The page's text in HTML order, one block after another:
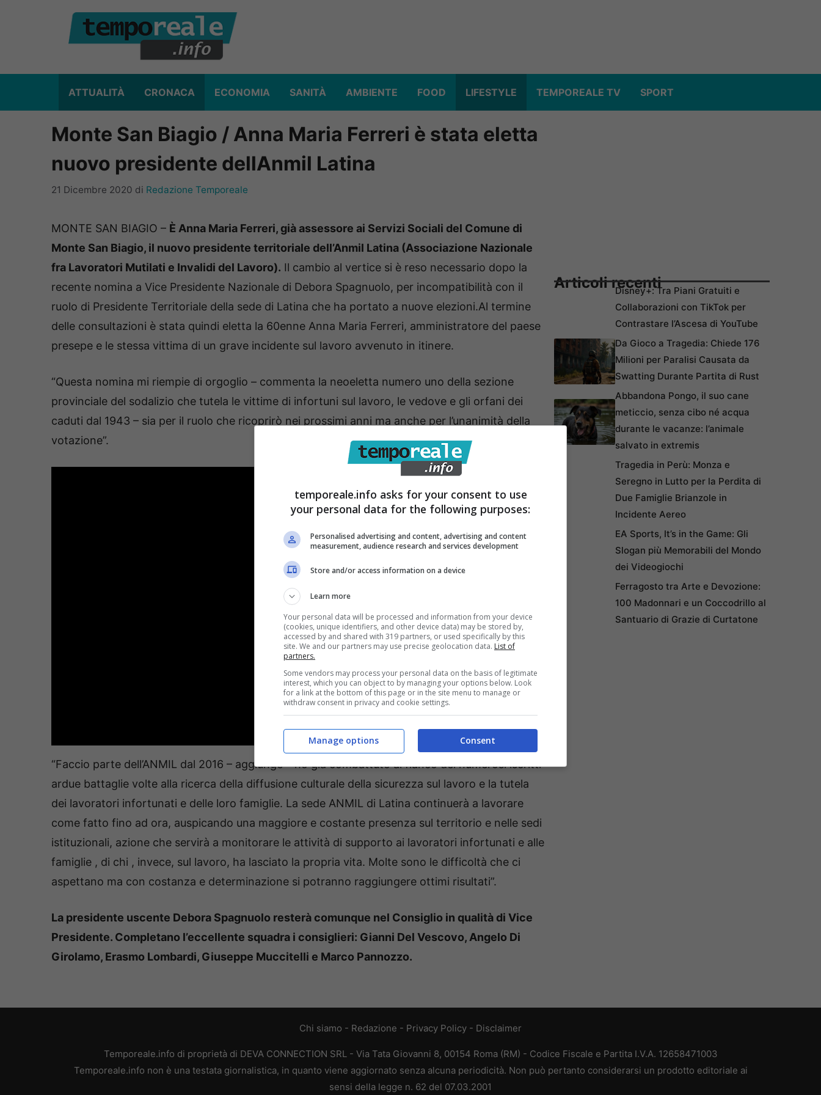
ATTUALITÀ CRONACA ECONOMIA SANITÀ AMBIENTE FOOD LIFESTYLE TEMPOREALE TV SPORT
Monte San Biagio / Anna Maria Ferreri è stata eletta
nuovo presidente dellAnmil Latina
21 Dicembre 2020 di Redazione Temporeale
MONTE SAN BIAGIO – È Anna Maria Ferreri, già assessore ai Servizi Sociali del Comune di
Monte San Biagio, il nuovo presidente territoriale dell’Anmil Latina (Associazione Nazionale
fra Lavoratori Mutilati e Invalidi del Lavoro). Il cambio al vertice si è reso necessario dopo la
recente nomina a Vice Presidente Nazionale di Debora Spagnuolo, per incompatibilità con il
ruolo di Presidente Territoriale della sede di Latina che ha portato a nuove elezioni.Al termine
delle consultazioni è stata quindi eletta la 60enne Anna Maria Ferreri, amministratore del paese
presepe e le stessa vittima di un grave incidente sul lavoro avvenuto in itinere.
“Questa nomina mi riempie di orgoglio – commenta la neoeletta numero uno della sezione
provinciale del sodalizio che tutela le vittime di infortuni sul lavoro, le vedove e gli orfani dei
caduti dal 1943 – sia per il ruolo che ricoprirò nei prossimi anni ma anche per l’unanimità della
votazione”.
“Faccio parte dell’ANMIL dal 2016 – aggiunge – ho già combattuto al fianco dei numerosi iscritti
ardue battaglie volte alla ricerca della diffusione culturale della sicurezza sul lavoro e la tutela
dei lavoratori infortunati e delle loro famiglie. La sede ANMIL di Latina continuerà a lavorare
come fatto fino ad ora, auspicando una maggiore e costante presenza sul territorio e nelle sedi
istituzionali, azione che servirà a monitorare le attività di supporto ai lavoratori infortunati e alle
famiglie , di chi , invece, sul lavoro, ha lasciato la propria vita. Molte sono le difficoltà che ci
aspettano ma con costanza e determinazione si potranno raggiungere ottimi risultati”.
La presidente uscente Debora Spagnuolo resterà comunque nel Consiglio in qualità di Vice
Presidente. Completano l’eccellente squadra i consiglieri: Gianni Del Vescovo, Angelo Di
Girolamo, Erasmo Lombardi, Giuseppe Muccitelli e Marco Pannozzo.
Articoli recentiDisney+: Tra Piani Gratuiti e
Collaborazioni con TikTok per
Contrastare l’Ascesa di YouTube
Da Gioco a Tragedia: Chiede 176
Milioni per Paralisi Causata da
Swatting Durante Partita di Rust
Abbandona Pongo, il suo cane
meticcio, senza cibo né acqua
durante le vacanze: l’animale
salvato in extremis
Tragedia in Perù: Monza e
Seregno in Lutto per la Perdita di
Due Famiglie Brianzole in
Incidente Aereo
EA Sports, It’s in the Game: Gli
Slogan più Memorabili del Mondo
dei Videogiochi
Ferragosto tra Arte e Devozione:
100 Madonnari e un Coccodrillo al
Santuario di Grazie di Curtatone
Chi siamo - Redazione - Privacy Policy - Disclaimer
Temporeale.info di proprietà di DEVA CONNECTION SRL - Via Tata Giovanni 8, 00154 Roma (RM) - Codice Fiscale e Partita I.V.A. 12658471003
Temporeale.info non è una testata giornalistica, in quanto viene aggiornato senza alcuna periodicità. Non può pertanto considerarsi un prodotto editoriale ai
sensi della legge n. 62 del 07.03.2001
temporeale.info asks for your consent to use
your personal data for the following purposes:
Personalised advertising and content, advertising and content
measurement, audience research and services development
Store and/or access information on a device
Learn more
Your personal data will be processed and information from your device
(cookies, unique identifiers, and other device data) may be stored by,
accessed by and shared with 319 partners, or used specifically by this
site. We and our partners may use precise geolocation data. List of
partners.
Some vendors may process your personal data on the basis of legitimate
interest, which you can object to by managing your options below. Look
for a link at the bottom of this page or in the site menu to manage or
withdraw consent in privacy and cookie settings.
Consent
Manage options